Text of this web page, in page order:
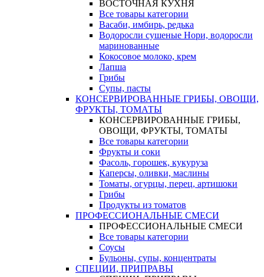
ВОСТОЧНАЯ КУХНЯ
Все товары категории
Васаби, имбирь, редька
Водоросли сушеные Нори, водоросли
маринованные
Кокосовое молоко, крем
Лапша
Грибы
Супы, пасты
КОНСЕРВИРОВАННЫЕ ГРИБЫ, ОВОЩИ,
ФРУКТЫ, ТОМАТЫ
КОНСЕРВИРОВАННЫЕ ГРИБЫ,
ОВОЩИ, ФРУКТЫ, ТОМАТЫ
Все товары категории
Фрукты и соки
Фасоль, горошек, кукуруза
Каперсы, оливки, маслины
Томаты, огурцы, перец, артишоки
Грибы
Продукты из томатов
ПРОФЕССИОНАЛЬНЫЕ СМЕСИ
ПРОФЕССИОНАЛЬНЫЕ СМЕСИ
Все товары категории
Соусы
Бульоны, супы, концентраты
СПЕЦИИ, ПРИПРАВЫ